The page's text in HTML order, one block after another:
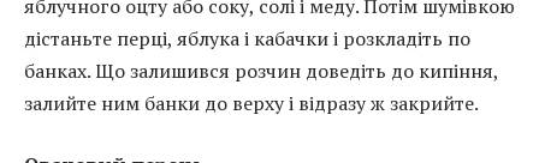
яблучного оцту або соку, солі і меду. Потім шумівкою
дістаньте перці, яблука і кабачки і розкладіть по
банках. Що залишився розчин доведіть до кипіння,
залийте ним банки до верху і відразу ж закрийте.